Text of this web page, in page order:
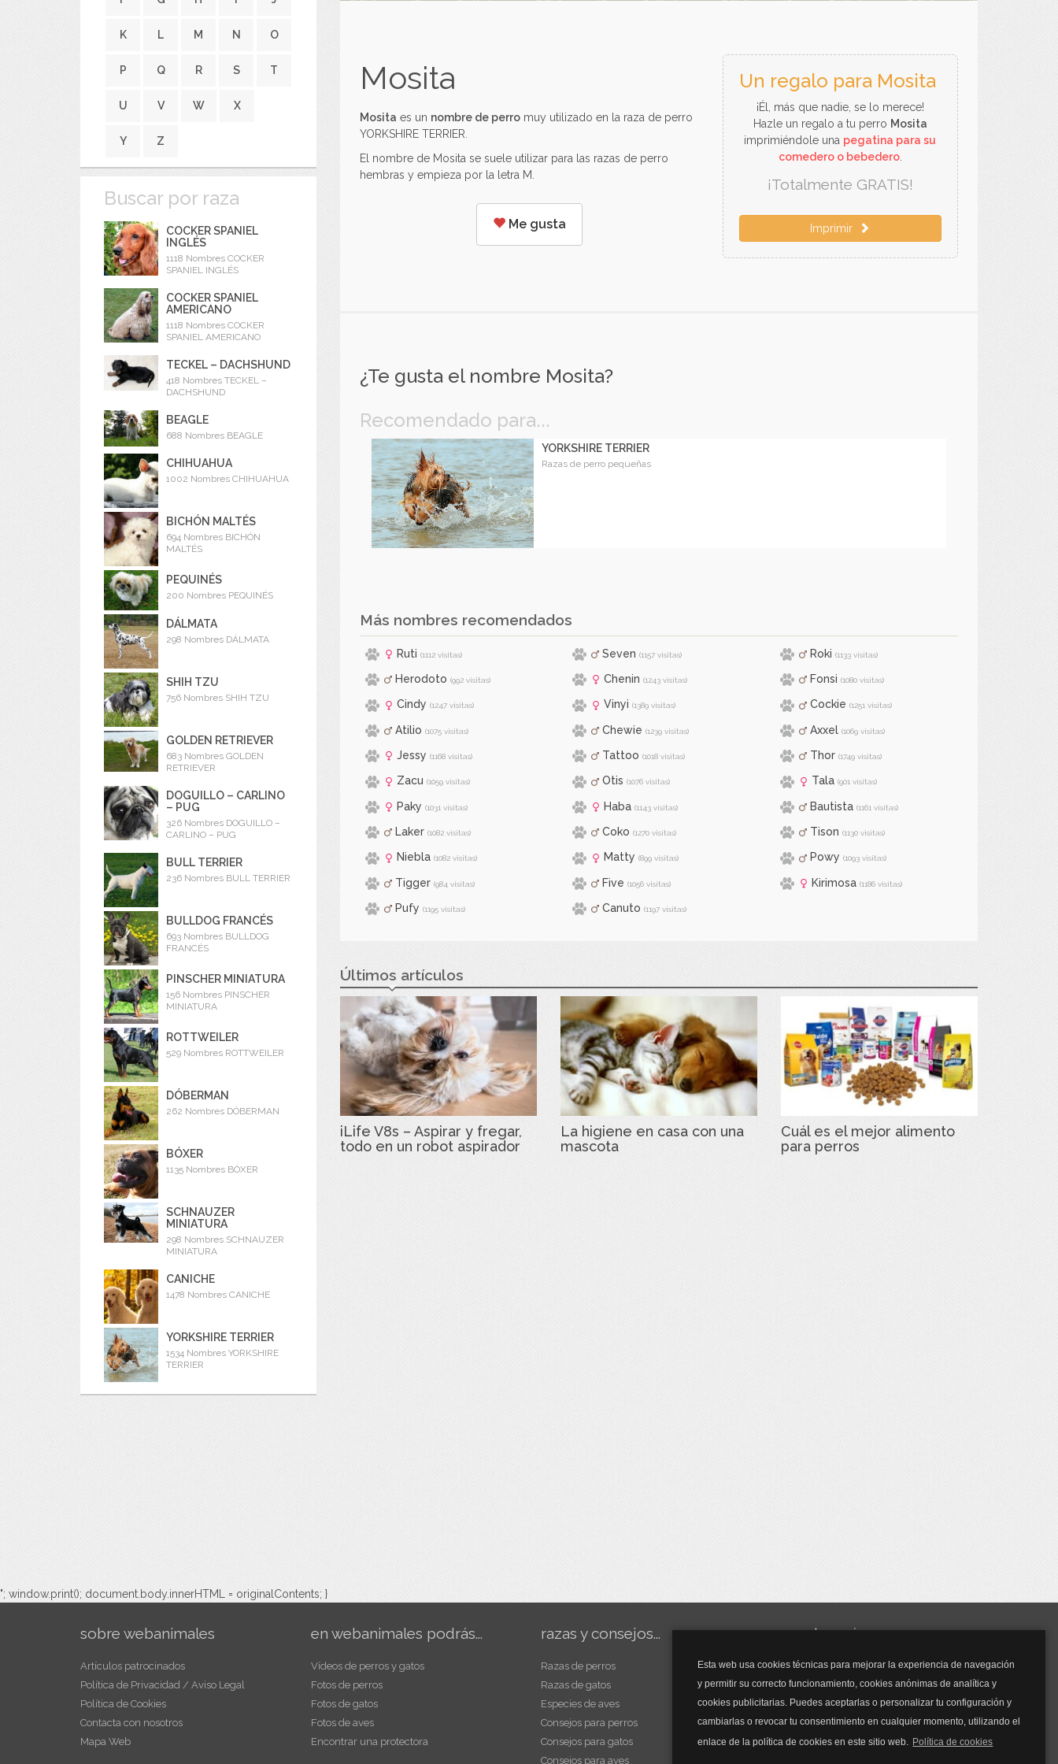
Esta web usa cookies técnicas para mejorar la experiencia de navegación
y permitir su correcto funcionamiento, cookies anónimas de analítica y
cookies publicitarias. Puedes aceptarlas o personalizar tu configuración y
cambiarlas o revocar tu consentimiento en cualquier momento, utilizando el
enlace de la política de cookies en este sitio web. Política de cookies
K L M N O
P Q R S T
U V W X
Y Z
Buscar por raza
COCKER SPANIEL
INGLÉS
1118 Nombres COCKER
SPANIEL INGLÉS
COCKER SPANIEL
AMERICANO
1118 Nombres COCKER
SPANIEL AMERICANO
TECKEL – DACHSHUND
418 Nombres TECKEL –
DACHSHUND
BEAGLE
688 Nombres BEAGLE
CHIHUAHUA
1002 Nombres CHIHUAHUA
BICHÓN MALTÉS
694 Nombres BICHÓN
MALTÉS
PEQUINÉS
200 Nombres PEQUINÉS
DÁLMATA
298 Nombres DÁLMATA
SHIH TZU
756 Nombres SHIH TZU
GOLDEN RETRIEVER
683 Nombres GOLDEN
RETRIEVER
DOGUILLO – CARLINO
– PUG
326 Nombres DOGUILLO –
CARLINO – PUG
BULL TERRIER
236 Nombres BULL TERRIER
BULLDOG FRANCÉS
693 Nombres BULLDOG
FRANCÉS
PINSCHER MINIATURA
156 Nombres PINSCHER
MINIATURA
ROTTWEILER
529 Nombres ROTTWEILER
DÓBERMAN
262 Nombres DÓBERMAN
BÓXER
1135 Nombres BÓXER
SCHNAUZER
MINIATURA
298 Nombres SCHNAUZER
MINIATURA
CANICHE
1478 Nombres CANICHE
YORKSHIRE TERRIER
1534 Nombres YORKSHIRE
TERRIER
Mosita
Mosita es un nombre de perro muy utilizado en la raza de perro
YORKSHIRE TERRIER.
El nombre de Mosita se suele utilizar para las razas de perro
hembras y empieza por la letra M.
Me gusta
Un regalo para Mosita
¡Él, más que nadie, se lo merece!
Hazle un regalo a tu perro Mosita
imprimiéndole una pegatina para su
comedero o bebedero.
¡Totalmente GRATIS!
Imprimir
¿Te gusta el nombre Mosita?
Recomendado para...
YORKSHIRE TERRIER
Razas de perro pequeñas
Más nombres recomendados
Ruti (1112 visitas) Seven (1157 visitas) Roki (1133 visitas)
Herodoto (992 visitas) Chenin (1243 visitas) Fonsi (1080 visitas)
Cindy (1247 visitas) Vinyi (1389 visitas) Cockie (1251 visitas)
Atilio (1075 visitas) Chewie (1239 visitas) Axxel (1069 visitas)
Jessy (1168 visitas) Tattoo (1018 visitas) Thor (1749 visitas)
Zacu (1059 visitas) Otis (1076 visitas) Tala (901 visitas)
Paky (1031 visitas) Haba (1143 visitas) Bautista (1161 visitas)
Laker (1082 visitas) Coko (1270 visitas) Tison (1130 visitas)
Niebla (1082 visitas) Matty (899 visitas) Powy (1093 visitas)
Tigger (984 visitas) Five (1056 visitas) Kirimosa (1186 visitas)
Pufy (1195 visitas) Canuto (1197 visitas)
Últimos artículos
iLife V8s – Aspirar y fregar,
todo en un robot aspirador
La higiene en casa con una
mascota
Cuál es el mejor alimento
para perros
"; window.print(); document.body.innerHTML = originalContents; }
sobre webanimales
Artículos patrocinados
Política de Privacidad / Aviso Legal
Política de Cookies
Contacta con nosotros
Mapa Web
en webanimales podrás...
Vídeos de perros y gatos
Fotos de perros
Fotos de gatos
Fotos de aves
Encontrar una protectora
razas y consejos...
Razas de perros
Razas de gatos
Especies de aves
Consejos para perros
Consejos para gatos
Consejos para aves
y mucho más...
Mascarillas
Mascarillas FFP2
Mascarillas FFP3
Bolsos
Bolsos Tous